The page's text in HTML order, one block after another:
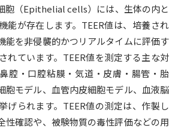
胞（Epithelial cells）には、生体の内と
能が存在します。TEER値は、培養され
能を非侵襲的かつリアルタイムに評価す
れています。TEER値を測定する主な対
腔・口腔粘膜・気道・皮膚・腸管・胎
胞モデル、血管内皮細胞モデル、血液脳
げられます。TEER値の測定は、作製し
性確認や、被験物質の毒性評価などの用